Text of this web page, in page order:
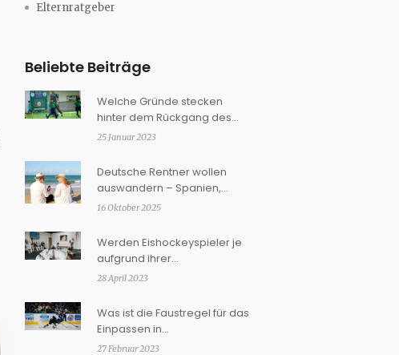
Elternratgeber
Beliebte Beiträge
Welche Gründe stecken
hinter dem Rückgang des
Eishockeys in Indien?
25 Januar 2023
Deutsche Rentner wollen
auswandern – Spanien,
Ungarn & Co. tops
16 Oktober 2025
Werden Eishockeyspieler je
aufgrund ihrer
Kampffähigkeiten rekrutiert?
28 April 2023
Was ist die Faustregel für das
Einpassen in
Eishockeyschuhe?
27 Februar 2023